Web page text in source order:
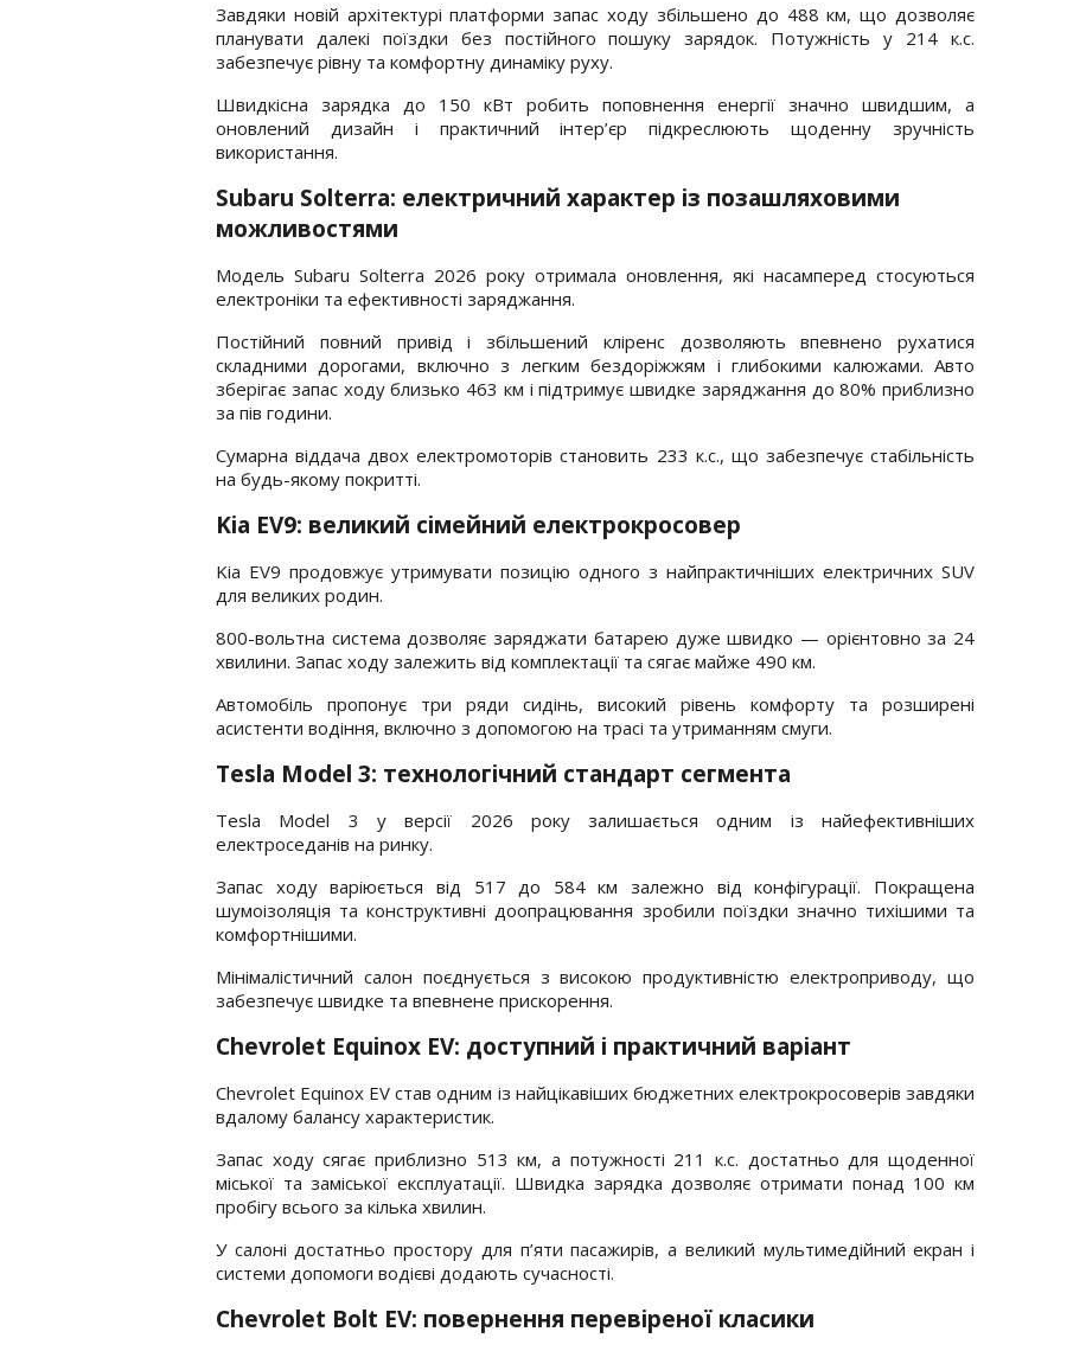
Завдяки новій архітектурі платформи запас ходу збільшено до 488 км, що дозволяє
планувати далекі поїздки без постійного пошуку зарядок. Потужність у 214 к.с.
забезпечує рівну та комфортну динаміку руху.
Швидкісна зарядка до 150 кВт робить поповнення енергії значно швидшим, а
оновлений дизайн і практичний інтер’єр підкреслюють щоденну зручність
використання.
Subaru Solterra: електричний характер із позашляховими
можливостями
Модель Subaru Solterra 2026 року отримала оновлення, які насамперед стосуються
електроніки та ефективності заряджання.
Постійний повний привід і збільшений кліренс дозволяють впевнено рухатися
складними дорогами, включно з легким бездоріжжям і глибокими калюжами. Авто
зберігає запас ходу близько 463 км і підтримує швидке заряджання до 80% приблизно
за пів години.
Сумарна віддача двох електромоторів становить 233 к.с., що забезпечує стабільність
на будь-якому покритті.
Kia EV9: великий сімейний електрокросовер
Kia EV9 продовжує утримувати позицію одного з найпрактичніших електричних SUV
для великих родин.
800-вольтна система дозволяє заряджати батарею дуже швидко — орієнтовно за 24
хвилини. Запас ходу залежить від комплектації та сягає майже 490 км.
Автомобіль пропонує три ряди сидінь, високий рівень комфорту та розширені
асистенти водіння, включно з допомогою на трасі та утриманням смуги.
Tesla Model 3: технологічний стандарт сегмента
Tesla Model 3 у версії 2026 року залишається одним із найефективніших
електроседанів на ринку.
Запас ходу варіюється від 517 до 584 км залежно від конфігурації. Покращена
шумоізоляція та конструктивні доопрацювання зробили поїздки значно тихішими та
комфортнішими.
Мінімалістичний салон поєднується з високою продуктивністю електроприводу, що
забезпечує швидке та впевнене прискорення.
Chevrolet Equinox EV: доступний і практичний варіант
Chevrolet Equinox EV став одним із найцікавіших бюджетних електрокросоверів завдяки
вдалому балансу характеристик.
Запас ходу сягає приблизно 513 км, а потужності 211 к.с. достатньо для щоденної
міської та заміської експлуатації. Швидка зарядка дозволяє отримати понад 100 км
пробігу всього за кілька хвилин.
У салоні достатньо простору для п’яти пасажирів, а великий мультимедійний екран і
системи допомоги водієві додають сучасності.
Chevrolet Bolt EV: повернення перевіреної класики